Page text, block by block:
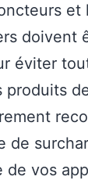
et
doivent
éviter
produits
de
de vos